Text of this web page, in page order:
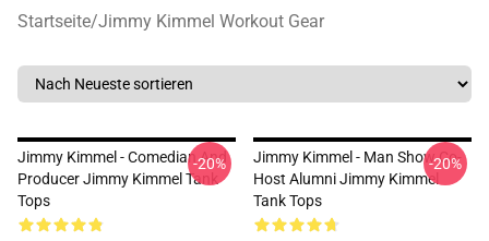
Startseite/Jimmy Kimmel Workout Gear
Jimmy Kimmel - Comedian And
Producer Jimmy Kimmel Tank
Tops
-20%
Jimmy Kimmel - Man Show Co-
Host Alumni Jimmy Kimmel
Tank Tops
-20%